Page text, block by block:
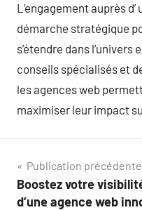
L’engagement auprès
démarche stratégique
s’étendre dans
conseils spécialisés et
les agences web
maximiser leur impact
Navigation
de
Publication précédente
Boostez votre
d’une agence web